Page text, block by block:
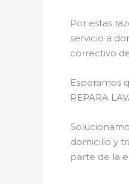
Por estas
servicio a
correctivo
Esperamos
REPARA
domicilio y
parte de la